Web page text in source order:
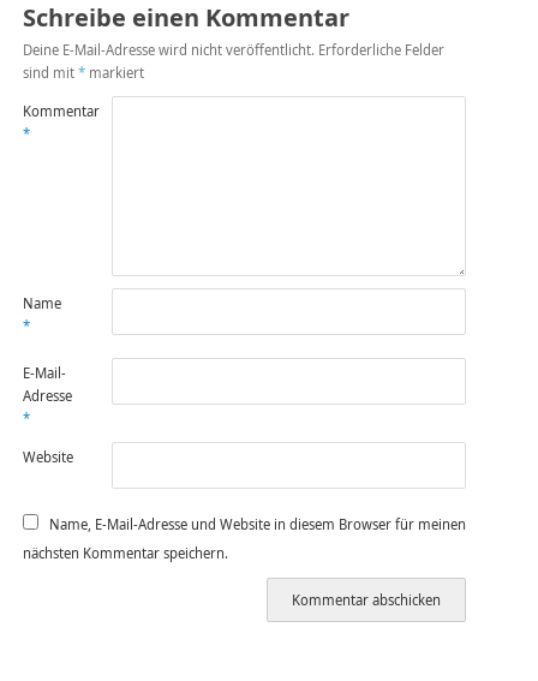
Schreibe einen Kommentar
Deine E-Mail-Adresse wird nicht veröffentlicht. Erforderliche Felder
sind mit *markiert
Kommentar
*
Name
*
E-Mail-
Adresse
*
Website
Name, E-Mail-Adresse und Website in diesem Browser für meinen
nächsten Kommentar speichern.